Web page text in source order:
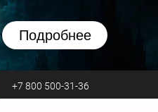
Подробнее
+7 800 500-31-36